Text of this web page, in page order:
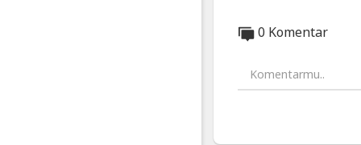
0 Komentar